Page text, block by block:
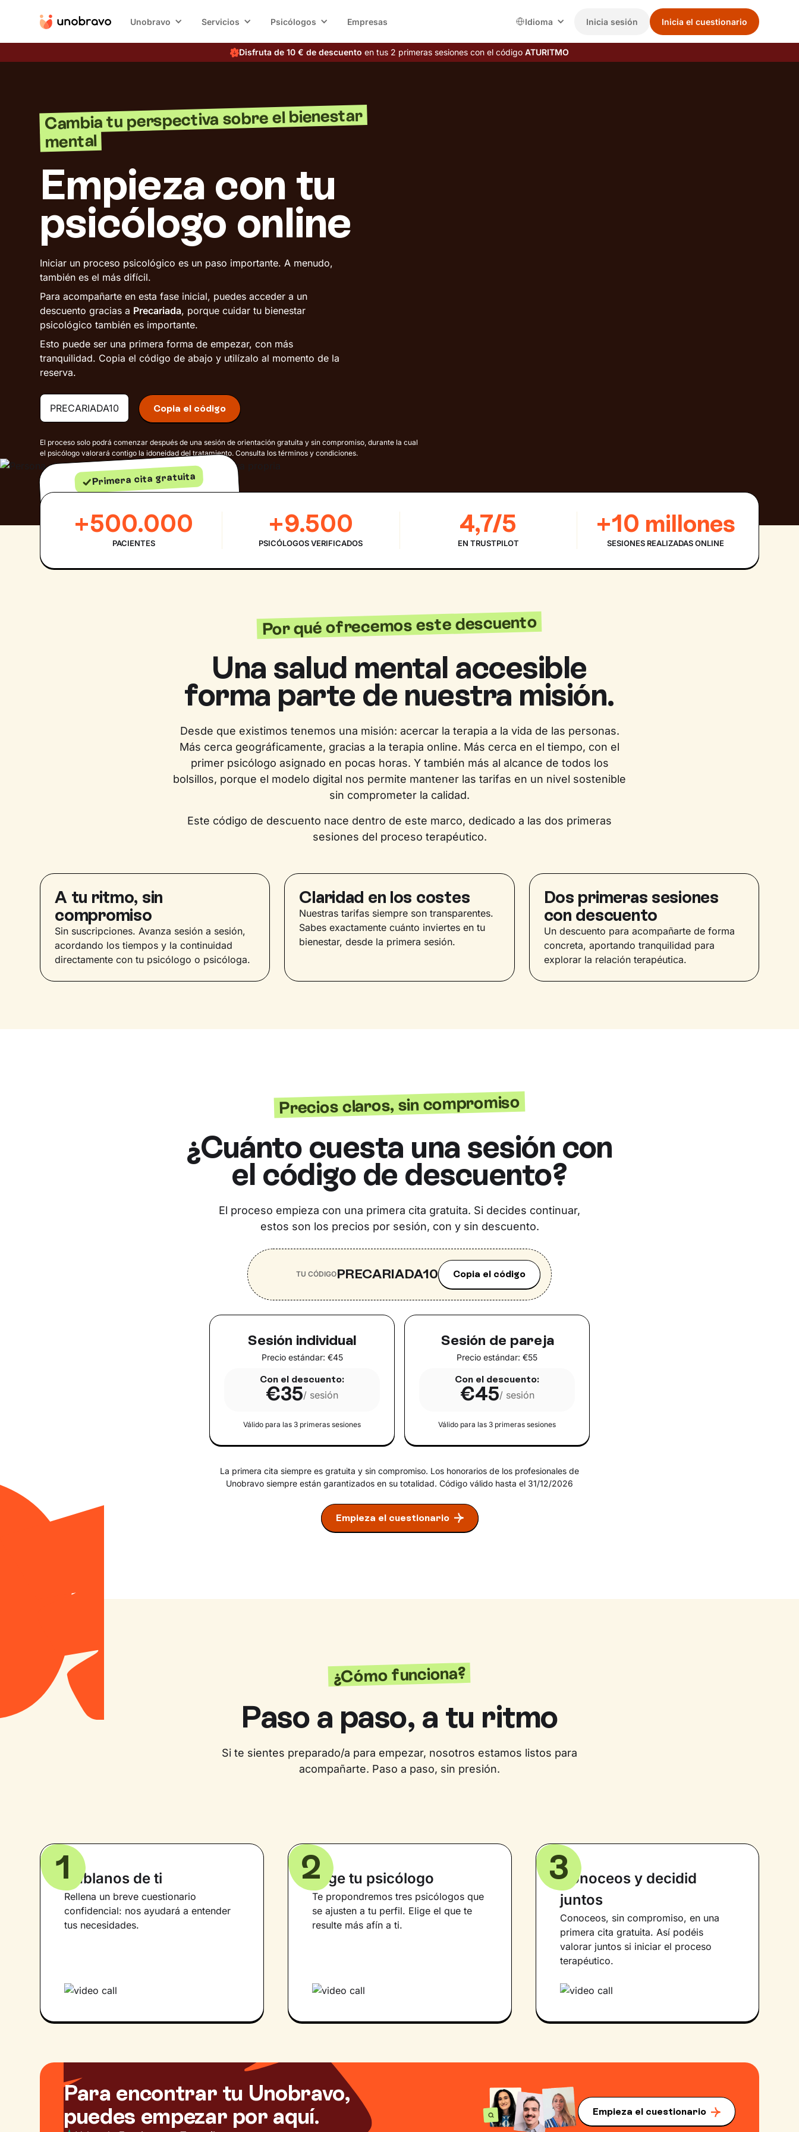
Unobravo Servicios Psicólogos Empresas Idioma Inicia sesión Inicia el cuestionario
Disfruta de 10 € de descuento en tus 2 primeras sesiones con el código ATURITMO
Cambia tu perspectiva sobre el bienestar
mental
Empieza con tu
psicólogo online
Iniciar un proceso psicológico es un paso importante. A menudo,
también es el más difícil.
Para acompañarte en esta fase inicial, puedes acceder a un
descuento gracias a Precariada, porque cuidar tu bienestar
psicológico también es importante.
Esto puede ser una primera forma de empezar, con más
tranquilidad. Copia el código de abajo y utilízalo al momento de la
reserva.
PRECARIADA10 Copia el código
El proceso solo podrá comenzar después de una sesión de orientación gratuita y sin compromiso, durante la cual
el psicólogo valorará contigo la idoneidad del tratamiento. Consulta los términos y condiciones.
Primera cita gratuita
juntos si iniciar la terapia.
+500.000
PACIENTES
+9.500
PSICÓLOGOS VERIFICADOS
4,7/5
EN TRUSTPILOT
+10 millones
SESIONES REALIZADAS ONLINE
Por qué ofrecemos este descuento
Una salud mental accesible
forma parte de nuestra misión.
Desde que existimos tenemos una misión: acercar la terapia a la vida de las personas.
Más cerca geográficamente, gracias a la terapia online. Más cerca en el tiempo, con el
primer psicólogo asignado en pocas horas. Y también más al alcance de todos los
bolsillos, porque el modelo digital nos permite mantener las tarifas en un nivel sostenible
sin comprometer la calidad.
Este código de descuento nace dentro de este marco, dedicado a las dos primeras
sesiones del proceso terapéutico.
A tu ritmo, sin
compromiso
Sin suscripciones. Avanza sesión a sesión,
acordando los tiempos y la continuidad
directamente con tu psicólogo o psicóloga.
Claridad en los costes
Nuestras tarifas siempre son transparentes.
Sabes exactamente cuánto inviertes en tu
bienestar, desde la primera sesión.
Dos primeras sesiones
con descuento
Un descuento para acompañarte de forma
concreta, aportando tranquilidad para
explorar la relación terapéutica.
Precios claros, sin compromiso
¿Cuánto cuesta una sesión con
el código de descuento?
El proceso empieza con una primera cita gratuita. Si decides continuar,
estos son los precios por sesión, con y sin descuento.
TU CÓDIGOPRECARIADA10 Copia el código
Sesión individual
Precio estándar: €45
Con el descuento:
€35/ sesión
Válido para las 3 primeras sesiones
Sesión de pareja
Precio estándar: €55
Con el descuento:
€45/ sesión
Válido para las 3 primeras sesiones
La primera cita siempre es gratuita y sin compromiso. Los honorarios de los profesionales de
Unobravo siempre están garantizados en su totalidad. Código válido hasta el 31/12/2026
Empieza el cuestionario
¿Cómo funciona?
Paso a paso, a tu ritmo
Si te sientes preparado/a para empezar, nosotros estamos listos para
acompañarte. Paso a paso, sin presión.
Háblanos de ti
Rellena un breve cuestionario
confidencial: nos ayudará a entender
tus necesidades.
1 Elige tu psicólogo
Te propondremos tres psicólogos que
se ajusten a tu perfil. Elige el que te
resulte más afín a ti.
2
Conoceos y decidid
juntos
Conoceos, sin compromiso, en una
primera cita gratuita. Así podéis
valorar juntos si iniciar el proceso
terapéutico.
3
Para encontrar tu Unobravo,
puedes empezar por aquí.
Empieza el cuestionario